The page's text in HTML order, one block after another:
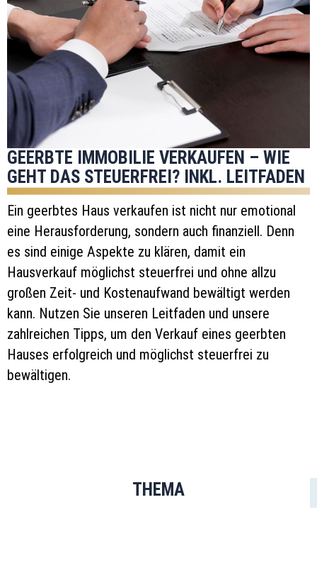
GEERBTE IMMOBILIE VERKAUFEN – WIE
GEHT DAS STEUERFREI? INKL. LEITFADEN
Ein geerbtes Haus verkaufen ist nicht nur emotional
eine Herausforderung, sondern auch finanziell. Denn
es sind einige Aspekte zu klären, damit ein
Hausverkauf möglichst steuerfrei und ohne allzu
großen Zeit- und Kostenaufwand bewältigt werden
kann. Nutzen Sie unseren Leitfaden und unsere
zahlreichen Tipps, um den Verkauf eines geerbten
Hauses erfolgreich und möglichst steuerfrei zu
bewältigen.
THEMA